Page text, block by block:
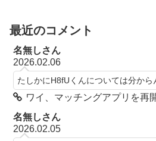
最近のコメント
名無しさん
2026.02.06
たしかにH8fUくんについては分から
ワイ、マッチングアプリを再
名無しさん
2026.02.05